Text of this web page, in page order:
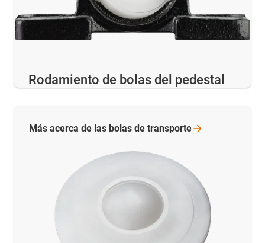
Rodamiento de bolas del pedestal
Más acerca de las bolas de transporte